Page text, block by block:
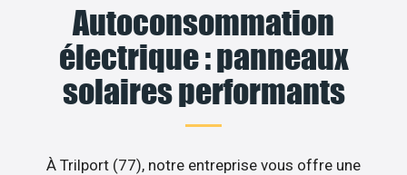
Autoconsommation
électrique : panneaux
solaires performants
À Trilport (77), notre entreprise vous offre une